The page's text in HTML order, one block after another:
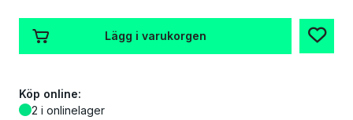
Lägg i varukorgen
Köp online:
2 i onlinelager